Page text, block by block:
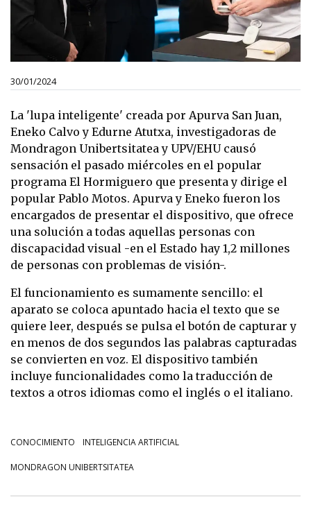
30/01/2024
La 'lupa inteligente' creada por Apurva San Juan,
Eneko Calvo y Edurne Atutxa, investigadoras de
Mondragon Unibertsitatea y UPV/EHU causó
sensación el pasado miércoles en el popular
programa El Hormiguero que presenta y dirige el
popular Pablo Motos. Apurva y Eneko fueron los
encargados de presentar el dispositivo, que ofrece
una solución a todas aquellas personas con
discapacidad visual -en el Estado hay 1,2 millones
de personas con problemas de visión-.
El funcionamiento es sumamente sencillo: el
aparato se coloca apuntado hacia el texto que se
quiere leer, después se pulsa el botón de capturar y
en menos de dos segundos las palabras capturadas
se convierten en voz. El dispositivo también
incluye funcionalidades como la traducción de
textos a otros idiomas como el inglés o el italiano.
CONOCIMIENTO INTELIGENCIA ARTIFICIAL
MONDRAGON UNIBERTSITATEA